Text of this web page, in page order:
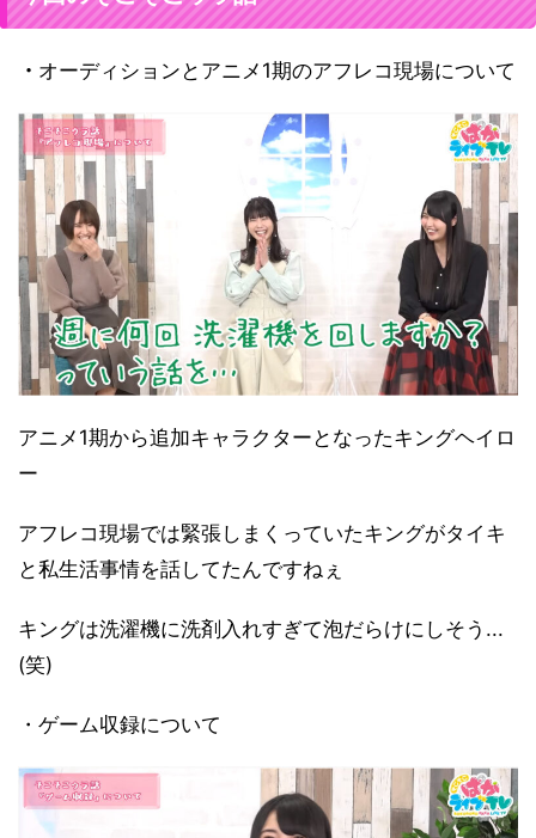
・ オーディションとアニメ1期のアフレコ現場について
アニメ1期から追加キャラクターとなったキングヘイロ
ー
アフレコ現場では緊張しまくっていたキングがタイキ
と私生活事情を話してたんですねぇ
キングは洗濯機に洗剤入れすぎて泡だらけにしそう...
(笑)
・ゲーム収録について